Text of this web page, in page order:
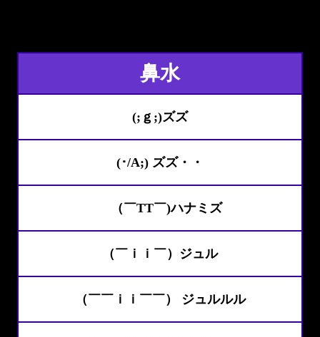
鼻水
(;ｇ;)ズズ
(･/A;) ズズ・・
（￣TT￣)ハナミズ
（￣ｉｉ￣）ジュル
（￣￣ｉｉ￣￣） ジュルルル